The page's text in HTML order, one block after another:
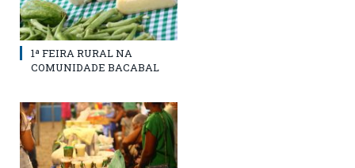
1ª FEIRA RURAL NA
COMUNIDADE BACABAL